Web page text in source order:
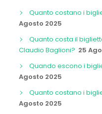
Quanto costano i
Agosto 2025
Quanto costa il
Claudio Baglioni? 25
Quando escono i
Agosto 2025
Quanto costano i
Agosto 2025